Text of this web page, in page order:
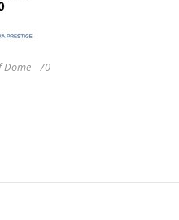
Dome - 70